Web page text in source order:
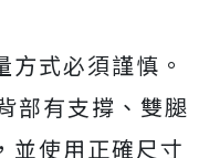
式必須謹慎。
部有支撐、雙腿
並使用正確尺寸